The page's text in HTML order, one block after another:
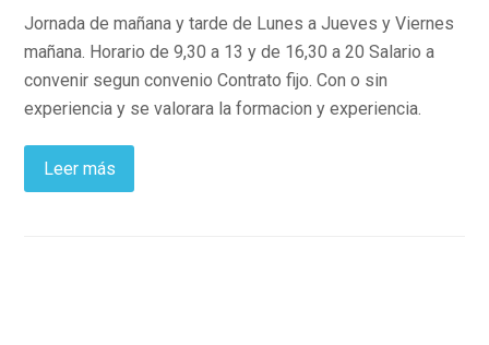
Jornada de mañana y tarde de Lunes a Jueves y Viernes
mañana. Horario de 9,30 a 13 y de 16,30 a 20 Salario a
convenir segun convenio Contrato fijo. Con o sin
experiencia y se valorara la formacion y experiencia.
Leer más